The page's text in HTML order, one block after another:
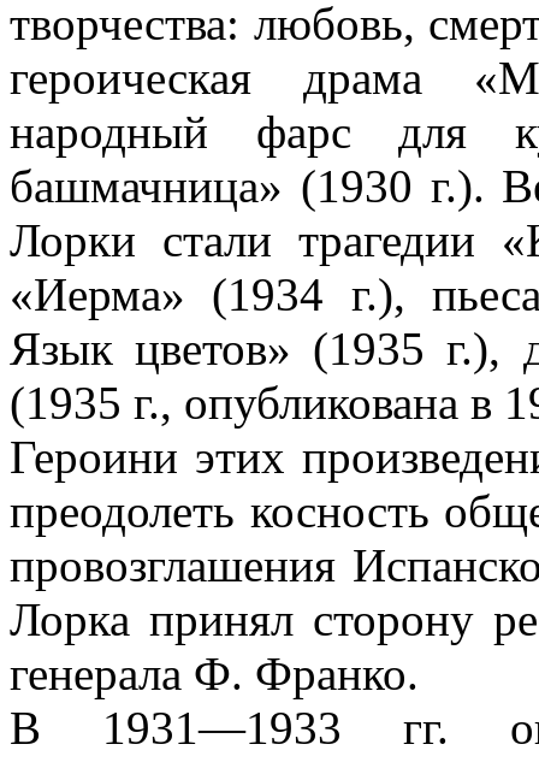
творчества: любовь,
героическая драма
народный фарс для
башмачница» (1930 г.).
Лорки стали трагедии
«Иерма» (1934 г.),
Язык цветов» (1935
(1935 г., опубликована в
Героини этих
преодолеть косность
провозглашения
Лорка принял сторону
генерала Ф. Франко.
В 1931—1933 гг. он